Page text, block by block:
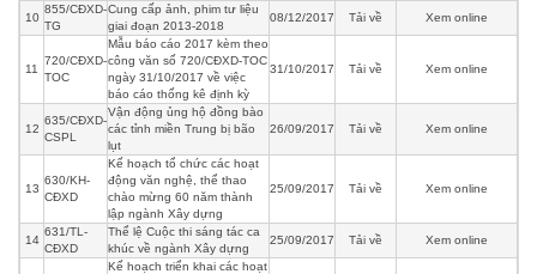
10
855/CĐXD-
TG
Cung cấp ảnh, phim tư liệu
giai đoạn 2013-2018
08/12/2017 Tải về Xem online
11
720/CĐXD-
TOC
Mẫu báo cáo 2017 kèm theo
công văn số 720/CĐXD-TOC
ngày 31/10/2017 về việc
báo cáo thống kê định kỳ
31/10/2017 Tải về Xem online
12
635/CĐXD-
CSPL
Vận động ủng hộ đồng bào
các tỉnh miền Trung bị bão
lụt
26/09/2017 Tải về Xem online
13
630/KH-
CĐXD
Kế hoạch tổ chức các hoạt
động văn nghệ, thể thao
chào mừng 60 năm thành
lập ngành Xây dựng
25/09/2017 Tải về Xem online
14
631/TL-
CĐXD
Thể lệ Cuộc thi sáng tác ca
khúc về ngành Xây dựng
25/09/2017 Tải về Xem online
Kế hoạch triển khai các hoạt